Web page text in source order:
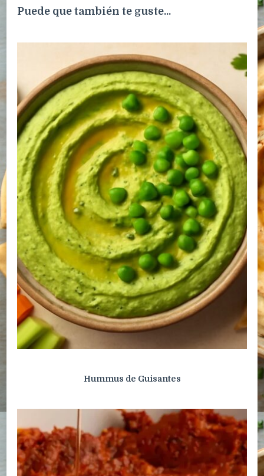
Puede que también te guste...
Hummus de Guisantes